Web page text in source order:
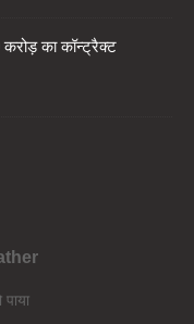
करोड़ का कॉन्ट्रैक्ट